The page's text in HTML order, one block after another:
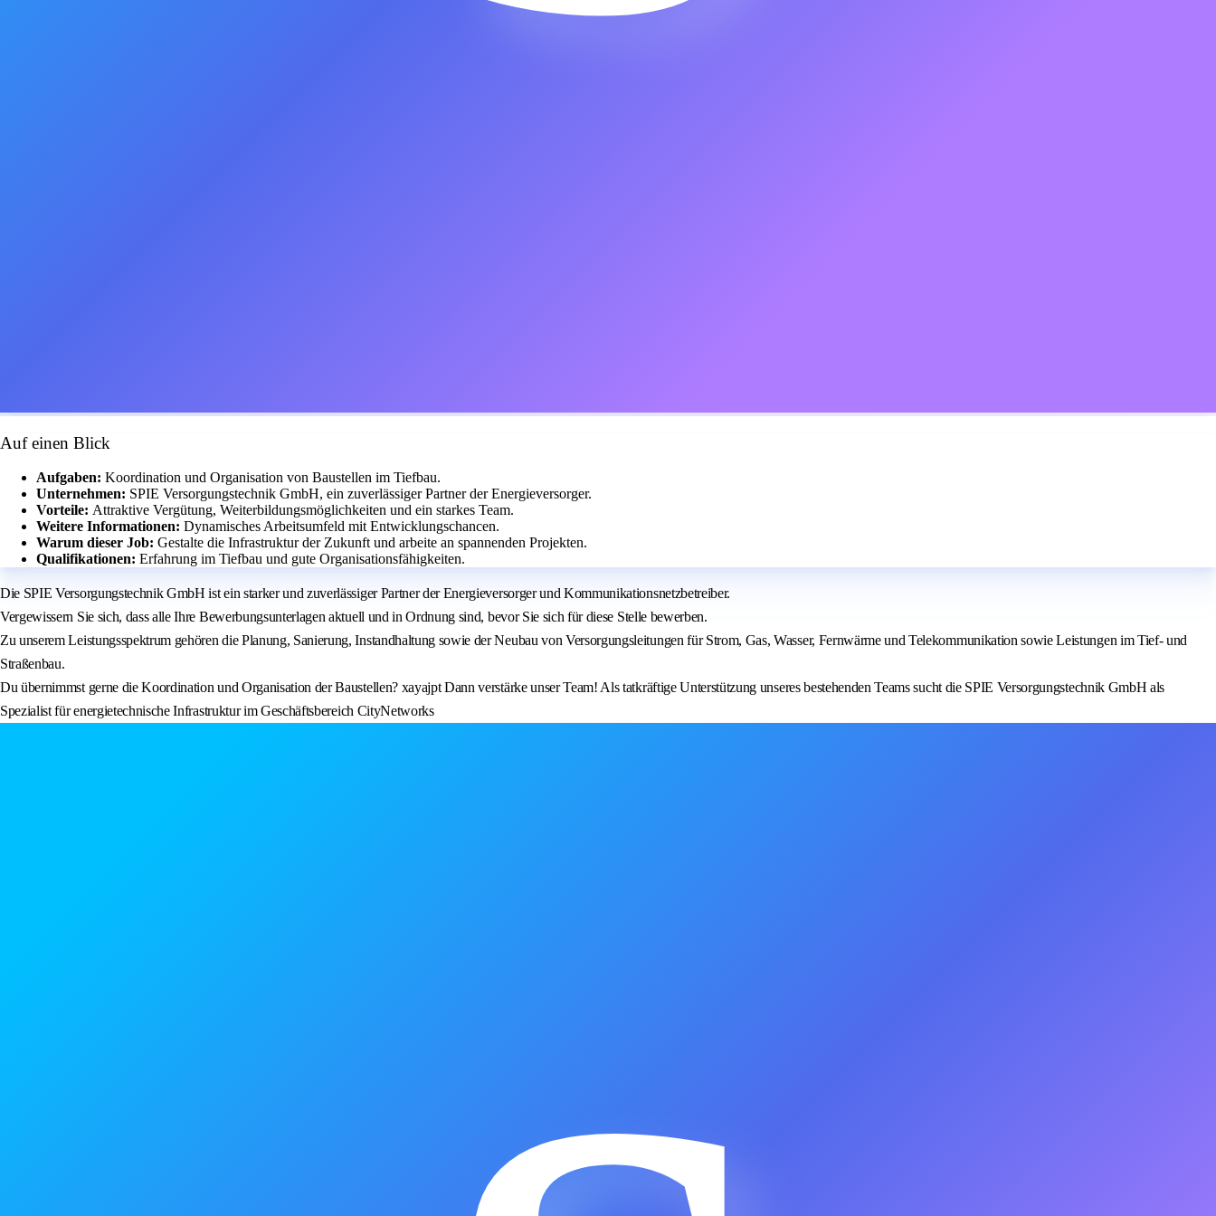
Auf einen Blick
Aufgaben: Koordination und Organisation von Baustellen im Tiefbau.
Unternehmen: SPIE Versorgungstechnik GmbH, ein zuverlässiger Partner der Energieversorger.
Vorteile: Attraktive Vergütung, Weiterbildungsmöglichkeiten und ein starkes Team.
Weitere Informationen: Dynamisches Arbeitsumfeld mit Entwicklungschancen.
Warum dieser Job: Gestalte die Infrastruktur der Zukunft und arbeite an spannenden Projekten.
Qualifikationen: Erfahrung im Tiefbau und gute Organisationsfähigkeiten.
Die SPIE Versorgungstechnik GmbH ist ein starker und zuverlässiger Partner der Energieversorger und Kommunikationsnetzbetreiber.
Vergewissern Sie sich, dass alle Ihre Bewerbungsunterlagen aktuell und in Ordnung sind, bevor Sie sich für diese Stelle bewerben.
Zu unserem Leistungsspektrum gehören die Planung, Sanierung, Instandhaltung sowie der Neubau von Versorgungsleitungen für Strom, Gas, Wasser, Fernwärme und Telekommunikation sowie Leistungen im Tief- und
Straßenbau.
Du übernimmst gerne die Koordination und Organisation der Baustellen? xayajpt Dann verstärke unser Team! Als tatkräftige Unterstützung unseres bestehenden Teams sucht die SPIE Versorgungstechnik GmbH als
Spezialist für energietechnische Infrastruktur im Geschäftsbereich CityNetworks